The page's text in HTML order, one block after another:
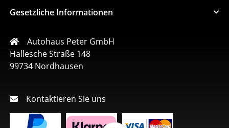
Gesetzliche Informationen
Autohaus Peter GmbH
Hallesche Straße 148
99734 Nordhausen
Kontaktieren Sie uns